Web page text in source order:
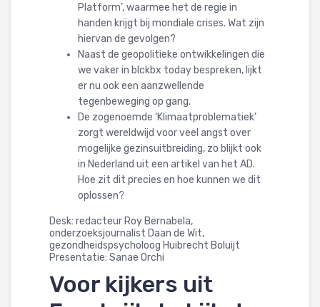
Platform’, waarmee het de regie in
handen krijgt bij mondiale crises. Wat zijn
hiervan de gevolgen?
Naast de geopolitieke ontwikkelingen die
we vaker in blckbx today bespreken, lijkt
er nu ook een aanzwellende
tegenbeweging op gang.
De zogenoemde ‘Klimaatproblematiek’
zorgt wereldwijd voor veel angst over
mogelijke gezinsuitbreiding, zo blijkt ook
in Nederland uit een artikel van het AD.
Hoe zit dit precies en hoe kunnen we dit
oplossen?
Desk: redacteur Roy Bernabela,
onderzoeksjournalist Daan de Wit,
gezondheidspsycholoog Huibrecht Boluijt
Presentatie: Sanae Orchi
Voor kijkers uit